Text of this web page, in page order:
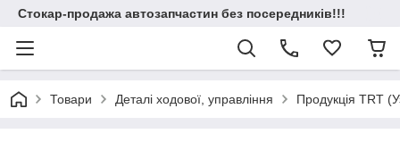
Стокар-продажа автозапчастин без посередників!!!
Товари Деталі ходової, управління Продукція TRT